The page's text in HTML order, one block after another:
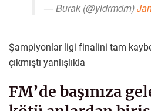
— Burak (@yldrmdrn)
Şampiyonlar ligi finalini tam
çıkmıştı yanlışlıkla
FM’de başınıza